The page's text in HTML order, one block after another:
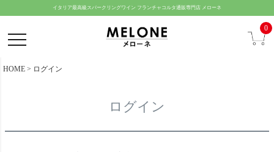
イタリア最高級スパークリングワイン フランチャコルタ通販専門店 メローネ
0
HOME ログイン
ログイン
ジト
ップ